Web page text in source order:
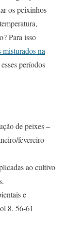
os peixinhos
Para isso
na
períodos
de peixes –
fevereiro
ao cultivo
e
8. 56-61